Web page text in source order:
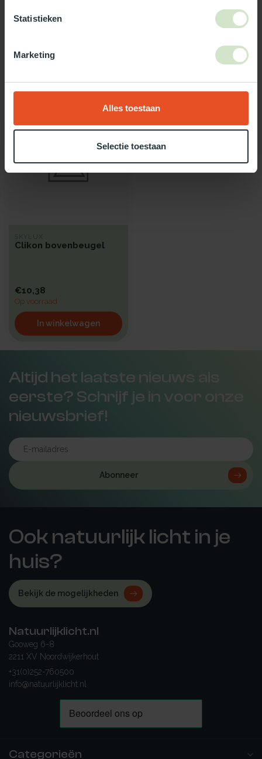
Statistieken
Marketing
Alles toestaan
Selectie toestaan
Gebruik onze daglicht keuzehulp!
Twijfel je over welke daglicht oplossing het beste bij jou past?
Recent bekeken
SKYLUX
Clikon bovenbeugel
€10,38
Op voorraad
In winkelwagen
Altijd het laatste nieuws als
eerste? Schrijf je in voor onze
nieuwsbrief!
Abonneer
Ook natuurlijk licht in je
huis?
Bekijk de mogelijkheden
Natuurlijklicht.nl
Gooweg 6-8
2211 XV Noordwijkerhout
+31(0)252-760500
info@natuurlijklicht.nl
Categorieën